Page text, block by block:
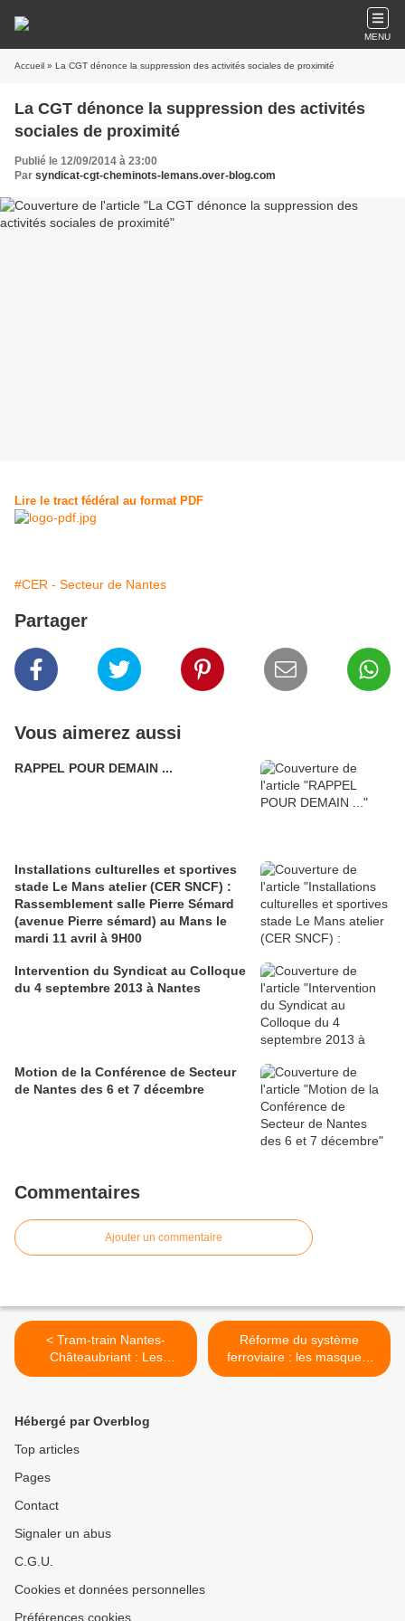
MENU
Accueil » La CGT dénonce la suppression des activités sociales de proximité
La CGT dénonce la suppression des activités
sociales de proximité
Publié le 12/09/2014 à 23:00
Par syndicat-cgt-cheminots-lemans.over-blog.com
Lire le tract fédéral au format PDF
#CER - Secteur de Nantes
Partager
Vous aimerez aussi
RAPPEL POUR DEMAIN ...
Installations culturelles et sportives
stade Le Mans atelier (CER SNCF) :
Rassemblement salle Pierre Sémard
(avenue Pierre sémard) au Mans le
mardi 11 avril à 9H00
Intervention du Syndicat au Colloque
du 4 septembre 2013 à Nantes
Motion de la Conférence de Secteur
de Nantes des 6 et 7 décembre
Commentaires
Ajouter un commentaire
< Tram-train Nantes-
Châteaubriant : Les
conducteurs suspendent
Réforme du système
ferroviaire : les masquent
n'ont pas fini de tomber ! >
Hébergé par Overblog
Top articles
Pages
Contact
Signaler un abus
C.G.U.
Cookies et données personnelles
Préférences cookies